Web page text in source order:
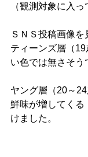
（観測対象に入っ
ＳＮＳ投稿画像
ティーンズ層（
い色では無さそう
ヤング層（20～
鮮味が増してくる
けました。